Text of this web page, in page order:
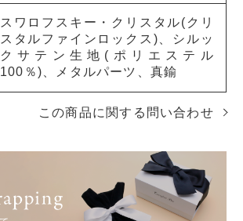
スワロフスキー・クリスタル(クリ
スタルファインロックス)、シルッ
クサテン生地(ポリエステル
100％)、メタルパーツ、真鍮
この商品に関する問い合わせ